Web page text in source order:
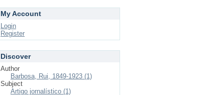
My Account
Login
Register
Discover
Author
Barbosa, Rui, 1849-1923 (1)
Subject
Artigo jornalístico (1)